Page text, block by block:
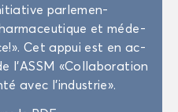
par­le­men­
et mé­de­
Cet appui est en ac­
l'ASSM «Col­la­bo­ra­tion
avec l’in­dus­trie».